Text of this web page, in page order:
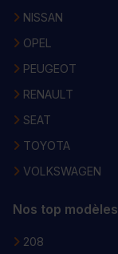
NISSAN
OPEL
PEUGEOT
RENAULT
SEAT
TOYOTA
VOLKSWAGEN
Nos top modèles
208